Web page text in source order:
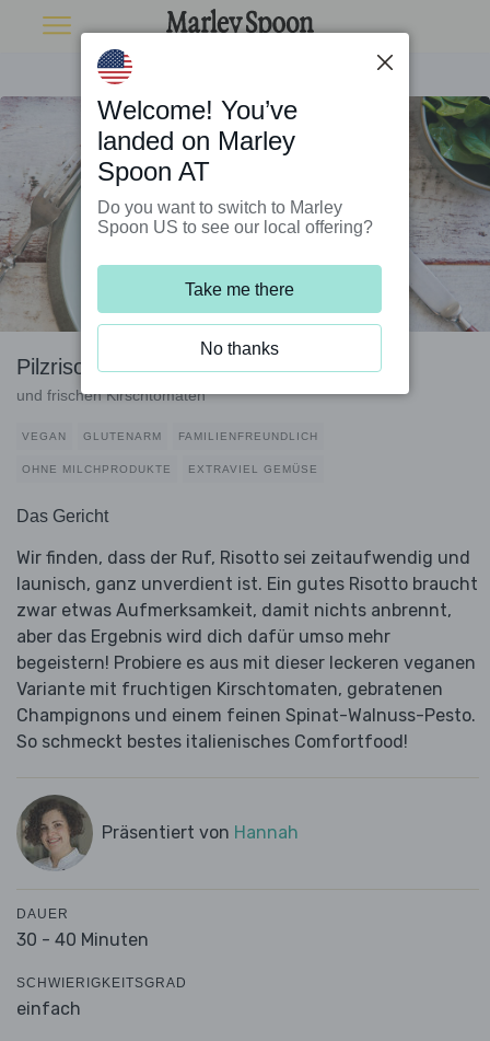
Pilzrisotto mit Spinatpesto
und frischen Kirschtomaten
VEGAN GLUTENARM FAMILIENFREUNDLICH
OHNE MILCHPRODUKTE EXTRAVIEL GEMÜSE
Das Gericht
Wir finden, dass der Ruf, Risotto sei zeitaufwendig und
launisch, ganz unverdient ist. Ein gutes Risotto braucht
zwar etwas Aufmerksamkeit, damit nichts anbrennt,
aber das Ergebnis wird dich dafür umso mehr
begeistern! Probiere es aus mit dieser leckeren veganen
Variante mit fruchtigen Kirschtomaten, gebratenen
Champignons und einem feinen Spinat-Walnuss-Pesto.
So schmeckt bestes italienisches Comfortfood!
Präsentiert von Hannah
DAUER
30 - 40 Minuten
SCHWIERIGKEITSGRAD
einfach
Welcome! You’ve
landed on Marley
Spoon AT
Do you want to switch to Marley
Spoon US to see our local offering?
Take me there
No thanks